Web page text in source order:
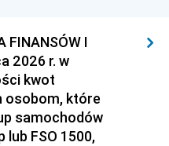
FINANSÓW I
2026 r. w
kwot
osobom, które
samochodów
FSO 1500,